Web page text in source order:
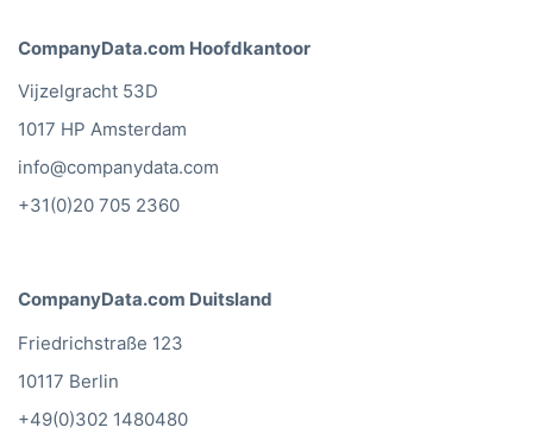
CompanyData.com Hoofdkantoor
Vijzelgracht 53D
1017 HP Amsterdam
info@companydata.com
+31(0)20 705 2360
CompanyData.com Duitsland
Friedrichstraße 123
10117 Berlin
+49(0)302 1480480